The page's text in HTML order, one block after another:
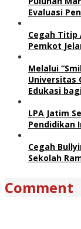
Evaluasi
Cegah Titip
Pemkot
Melalui
Universitas
Edukasi
LPA Jatim
Pendidikan
Cegah
Sekolah
Comment